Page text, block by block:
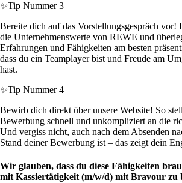
✨Tip Nummer 3
Bereite dich auf das Vorstellungsgespräch vor!
die Unternehmenswerte von REWE und
Erfahrungen und Fähigkeiten am besten
dass du ein Teamplayer bist und Freude am
hast.
✨Tip Nummer 4
Bewirb dich direkt über unsere Website! So
Bewerbung schnell und unkompliziert an die
Und vergiss nicht, auch nach dem Absenden
Stand deiner Bewerbung ist – das zeigt dein
Wir glauben, dass du diese Fähigkeiten
mit Kassiertätigkeit (m/w/d) mit Bravour zu